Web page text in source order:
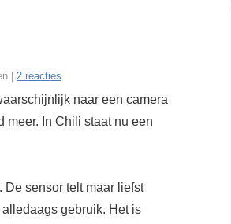
| 2 reacties
naar een camera
meer. In Chili staat nu een
De sensor telt maar liefst
gebruik. Het is